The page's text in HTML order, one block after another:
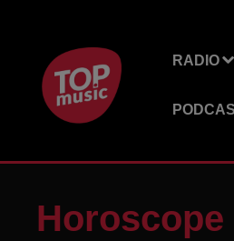
RADIO
Horoscope